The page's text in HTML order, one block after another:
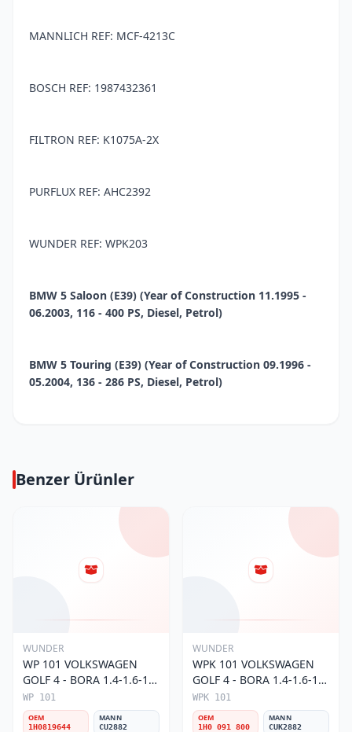
MANNLICH REF: MCF-4213C
BOSCH REF: 1987432361
FILTRON REF: K1075A-2X
PURFLUX REF: AHC2392
WUNDER REF: WPK203
BMW 5 Saloon (E39) (Year of Construction 11.1995 -
06.2003, 116 - 400 PS, Diesel, Petrol)
BMW 5 Touring (E39) (Year of Construction 09.1996 -
05.2004, 136 - 286 PS, Diesel, Petrol)
Benzer Ürünler
WUNDER
WP 101 VOLKSWAGEN
GOLF 4 - BORA 1.4-1.6-1.8
POLO III 1H0 819 644
Polen Filtresi
WP 101
OEM
1H0819644
MANN
CU2882
WUNDER
WPK 101 VOLKSWAGEN
GOLF 4 - BORA 1.4-1.6-1.8
POLO III KARBONLU 1H0
091 800 Polen Filtresi
WPK 101
OEM
1H0 091 800
MANN
CUK2882